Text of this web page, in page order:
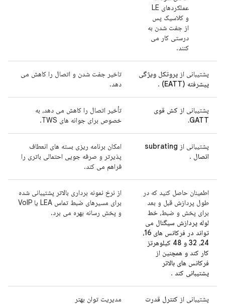
عملکردهای LE
و کلاسیک پس
از جفت شدن به
درستی کار می
کنند.
پشتیبانی از پروتکل ویژگی
پیشرفته (EATT)
.
تاخیر جفت شدن و اتصال را کاهش می
دهد.
پشتیبانی از کش قوی
GATT.
تأخیر اتصال را کاهش می دهد، به
خصوص برای جوانه های TWS.
پشتیبانی از subrating
اتصال .
امکان برنامه ریزی بسته های انعطاف
پذیرتر و صرفه جویی احتمالی باتری را
فراهم می کند.
اطمینان حاصل کنید که در
طول پردازش قبل و بعد
برای پخش و ضبط، خط
لوله پردازش سیگنال می
تواند در فرکانس های 16،
24، 32 و 48 کیلوهرتز
کار کند و همچنین از
فرکانس های بالاتر
پشتیبانی کند .
از نرخ نمونه برداری بالاتر پشتیبانی شده
برای مسیرهای ضبط تماس LEA یا VoIP
و پخش رسانه بهره می برد.
پشتیبانی از کنترل قدرت
مدیریت توان بهتر